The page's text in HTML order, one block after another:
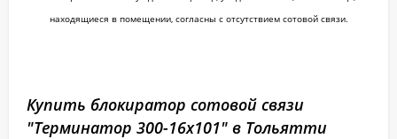
находящиеся в помещении, согласны с отсутствием сотовой связи.
Купить блокиратор сотовой связи
"Терминатор 300-16х101" в Тольятти